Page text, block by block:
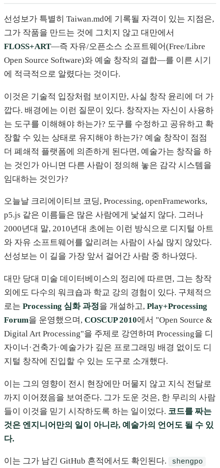
선성보가 특별히 Taiwan.md에 기록될 자격이 있는 지점은,
그가 작품을 만드는 것에 그치지 않고 대만에서
FLOSS+ART—즉 자유/오픈소스 소프트웨어(Free/Libre
Open Source Software)와 예술 창작의 결합—를 이른 시기
에 적극적으로 알렸다는 것이다.
이것은 기술적 입장처럼 보이지만, 사실 창작 윤리에 더 가
깝다. 배경에는 이런 질문이 있다. 창작자는 자신이 사용하
는 도구를 이해해야 하는가? 도구를 수정하고 공유하고 확
장할 수 있는 상태로 유지해야 하는가? 예술 창작이 점점
더 폐쇄적 플랫폼에 의존하게 된다면, 예술가는 창작을 하
는 것인가 아니면 다른 사람이 정의해 놓은 감각 시스템을
임대하는 것인가?
오늘날 크리에이티브 코딩, Processing, openFrameworks,
p5.js 같은 이름들은 많은 사람에게 낯설지 않다. 그러나
2000년대 말, 2010년대 초에는 이런 방식으로 디지털 아트
와 자유 소프트웨어를 알리려는 사람이 사실 많지 않았다.
선성보는 이 길을 가장 앞서 걸어간 사람 중 하나였다.
대만 당대 미술 데이터베이스의 정리에 따르면, 그는 창작
외에도 다수의 워크숍과 학교 강의 경험이 있다. 구체적으
로는 Processing 심화 과정을 개설하고, Play+Processing
Forum을 운영했으며, COSCUP 2010에서 "Open Source &
Digital Art Processing"을 주제로 강연하며 Processing을 디
자이너·건축가·예술가가 깊은 프로그래밍 배경 없이도 디
지털 창작에 진입할 수 있는 도구로 소개했다.
이는 그의 영향이 전시 현장에만 머물지 않고 지식 전달로
까지 이어졌음을 보여준다. 그가 도운 것은, 한 무리의 사람
들이 이것을 믿기 시작하도록 하는 일이었다. 코드를 짜는
것은 엔지니어만의 일이 아니라, 예술가의 언어도 될 수 있
다.
이는 그가 남긴 GitHub 흔적에서도 확인된다. shengpo